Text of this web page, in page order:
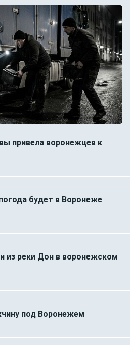
привела воронежцев к
будет в Воронеже
из реки Дон в воронежском
под Воронежем